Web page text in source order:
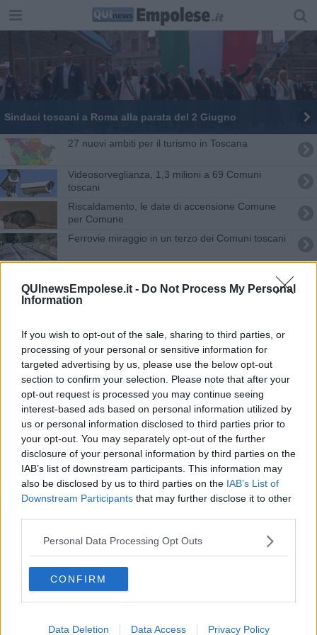
QUInewsEmpolese.it - Do Not Process My Personal
Information
If you wish to opt-out of the sale, sharing to third parties, or
processing of your personal or sensitive information for
targeted advertising by us, please use the below opt-out
section to confirm your selection. Please note that after your
opt-out request is processed you may continue seeing
interest-based ads based on personal information utilized by
us or personal information disclosed to third parties prior to
your opt-out. You may separately opt-out of the further
disclosure of your personal information by third parties on the
IAB’s list of downstream participants. This information may
also be disclosed by us to third parties on the IAB’s List of
Downstream Participants that may further disclose it to other
Personal Data Processing Opt Outs
CONFIRM
Data Deletion Data Access Privacy Policy
Sindaci toscani a Roma alla parata del 2 Giugno
27 nuovi ambiti per il turismo in Toscana
Videosorveglianza, 1,3 milioni a 69 Comuni
toscani
Riscaldamento, le date di accensione Comune
per Comune
Ferrovie miraggio in un terzo dei Comuni toscani
Medievali
Si spengono i termosifoni, ecco a chi tocca
L'Empolese esulta per le sue bandiere arancioni
La Toscana spegne i termosifoni, ecco dove
Seggi aperti per le elezioni europee e comunali
Termosifoni, le date di accensione Comune per
Comune
Cambia il clima, in Toscana oltre un grado in più
Eccellenza del territorio, Toscana regina di
Bandiere arancioni
Amministrative 2024, tutti i Comuni toscani al voto
Alberi monumentali, in Toscana 165 giganti verdi